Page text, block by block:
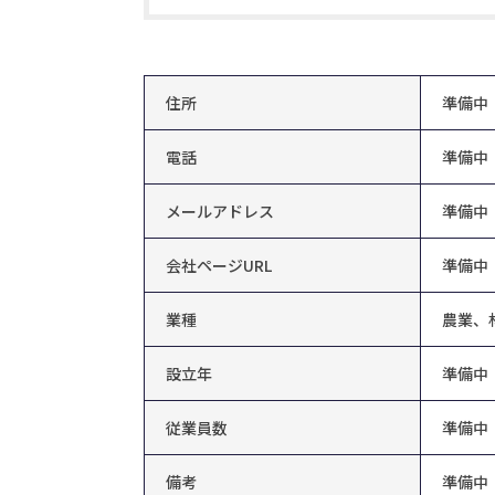
住所 準備中
電話 準備中
メールアドレス 準備中
会社ページURL 準備中
業種 農業、
設立年 準備中
従業員数 準備中
備考 準備中